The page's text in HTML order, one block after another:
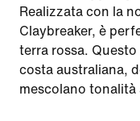
Realizzata con la
Claybreaker, è
terra rossa.
costa australiana,
mescolano tonalità